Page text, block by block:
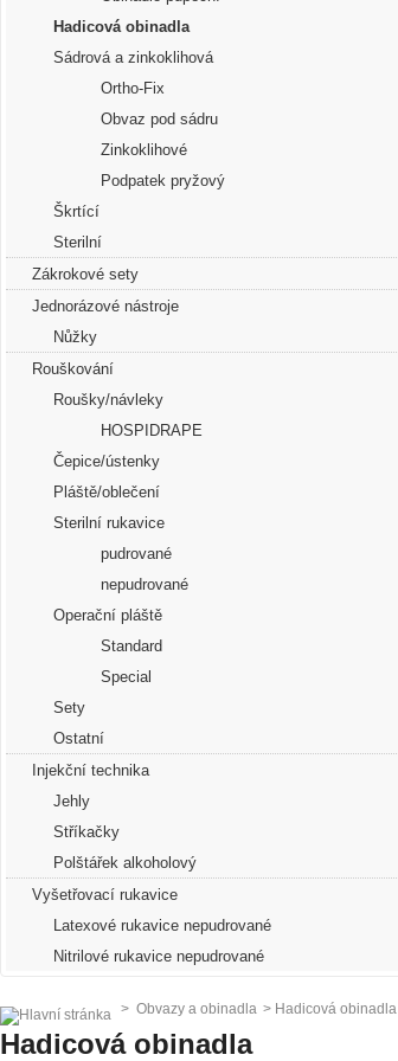
Hadicová obinadla
Sádrová a zinkoklihová
Ortho-Fix
Obvaz pod sádru
Zinkoklihové
Podpatek pryžový
Škrtící
Sterilní
Zákrokové sety
Jednorázové nástroje
Nůžky
Rouškování
Roušky/návleky
HOSPIDRAPE
Čepice/ústenky
Pláště/oblečení
Sterilní rukavice
pudrované
nepudrované
Operační pláště
Standard
Special
Sety
Ostatní
Injekční technika
Jehly
Stříkačky
Polštářek alkoholový
Vyšetřovací rukavice
Latexové rukavice nepudrované
Nitrilové rukavice nepudrované
> Obvazy a obinadla > Hadicová obinadla
Hadicová obinadla